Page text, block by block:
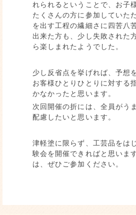
れられるということで、お子
たくさんの方に参加していた
を出す工程の繊細さに四苦八
出来た方も、少し失敗された
ら楽しまれたようでした。
少し反省点を挙げれば、予想
お客様ひとりひとりに対する
かなかったと思います。
次回開催の折には、全員がう
配慮したいと思います。
津軽塗に限らず、工芸品をは
験会を開催できればと思いま
は、ぜひご参加ください。